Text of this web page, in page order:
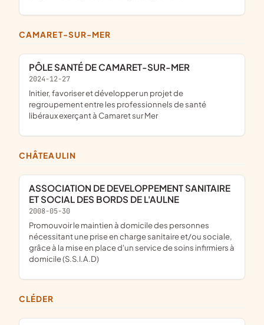
CAMARET-SUR-MER
PÔLE SANTÉ DE CAMARET-SUR-MER
2024-12-27
initier, favoriser et développer un projet de
regroupement entre les professionnels de santé
libéraux exerçant à Camaret sur Mer
CHÂTEAULIN
ASSOCIATION DE DEVELOPPEMENT SANITAIRE
ET SOCIAL DES BORDS DE L'AULNE
2008-05-30
promouvoir le maintien à domicile des personnes
nécessitant une prise en charge sanitaire et/ou sociale,
grâce à la mise en place d'un service de soins infirmiers à
domicile (S.S.I.A.D)
CLÉDER